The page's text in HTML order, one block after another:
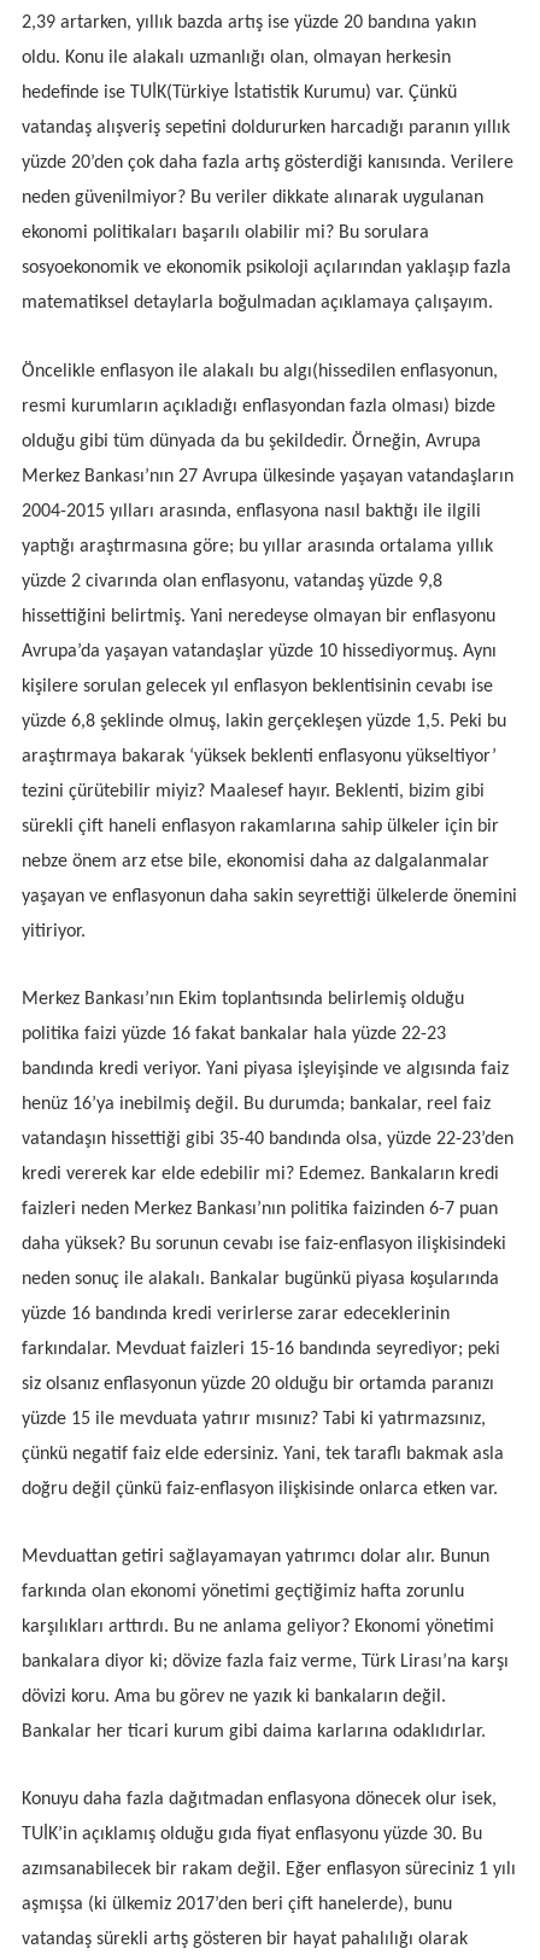
2,39 artarken, yıllık bazda artış ise yüzde 20 bandına yakın
oldu. Konu ile alakalı uzmanlığı olan, olmayan herkesin
hedefinde ise TUİK(Türkiye İstatistik Kurumu) var. Çünkü
vatandaş alışveriş sepetini doldururken harcadığı paranın yıllık
yüzde 20’den çok daha fazla artış gösterdiği kanısında. Verilere
neden güvenilmiyor? Bu veriler dikkate alınarak uygulanan
ekonomi politikaları başarılı olabilir mi? Bu sorulara
sosyoekonomik ve ekonomik psikoloji açılarından yaklaşıp fazla
matematiksel detaylarla boğulmadan açıklamaya çalışayım.
Öncelikle enflasyon ile alakalı bu algı(hissedilen enflasyonun,
resmi kurumların açıkladığı enflasyondan fazla olması) bizde
olduğu gibi tüm dünyada da bu şekildedir. Örneğin, Avrupa
Merkez Bankası’nın 27 Avrupa ülkesinde yaşayan vatandaşların
2004-2015 yılları arasında, enflasyona nasıl baktığı ile ilgili
yaptığı araştırmasına göre; bu yıllar arasında ortalama yıllık
yüzde 2 civarında olan enflasyonu, vatandaş yüzde 9,8
hissettiğini belirtmiş. Yani neredeyse olmayan bir enflasyonu
Avrupa’da yaşayan vatandaşlar yüzde 10 hissediyormuş. Aynı
kişilere sorulan gelecek yıl enflasyon beklentisinin cevabı ise
yüzde 6,8 şeklinde olmuş, lakin gerçekleşen yüzde 1,5. Peki bu
araştırmaya bakarak ‘yüksek beklenti enflasyonu yükseltiyor’
tezini çürütebilir miyiz? Maalesef hayır. Beklenti, bizim gibi
sürekli çift haneli enflasyon rakamlarına sahip ülkeler için bir
nebze önem arz etse bile, ekonomisi daha az dalgalanmalar
yaşayan ve enflasyonun daha sakin seyrettiği ülkelerde önemini
yitiriyor.
Merkez Bankası’nın Ekim toplantısında belirlemiş olduğu
politika faizi yüzde 16 fakat bankalar hala yüzde 22-23
bandında kredi veriyor. Yani piyasa işleyişinde ve algısında faiz
henüz 16’ya inebilmiş değil. Bu durumda; bankalar, reel faiz
vatandaşın hissettiği gibi 35-40 bandında olsa, yüzde 22-23’den
kredi vererek kar elde edebilir mi? Edemez. Bankaların kredi
faizleri neden Merkez Bankası’nın politika faizinden 6-7 puan
daha yüksek? Bu sorunun cevabı ise faiz-enflasyon ilişkisindeki
neden sonuç ile alakalı. Bankalar bugünkü piyasa koşularında
yüzde 16 bandında kredi verirlerse zarar edeceklerinin
farkındalar. Mevduat faizleri 15-16 bandında seyrediyor; peki
siz olsanız enflasyonun yüzde 20 olduğu bir ortamda paranızı
yüzde 15 ile mevduata yatırır mısınız? Tabi ki yatırmazsınız,
çünkü negatif faiz elde edersiniz. Yani, tek taraflı bakmak asla
doğru değil çünkü faiz-enflasyon ilişkisinde onlarca etken var.
Mevduattan getiri sağlayamayan yatırımcı dolar alır. Bunun
farkında olan ekonomi yönetimi geçtiğimiz hafta zorunlu
karşılıkları arttırdı. Bu ne anlama geliyor? Ekonomi yönetimi
bankalara diyor ki; dövize fazla faiz verme, Türk Lirası’na karşı
dövizi koru. Ama bu görev ne yazık ki bankaların değil.
Bankalar her ticari kurum gibi daima karlarına odaklıdırlar.
Konuyu daha fazla dağıtmadan enflasyona dönecek olur isek,
TUİK’in açıklamış olduğu gıda fiyat enflasyonu yüzde 30. Bu
azımsanabilecek bir rakam değil. Eğer enflasyon süreciniz 1 yılı
aşmışsa (ki ülkemiz 2017’den beri çift hanelerde), bunu
vatandaş sürekli artış gösteren bir hayat pahalılığı olarak